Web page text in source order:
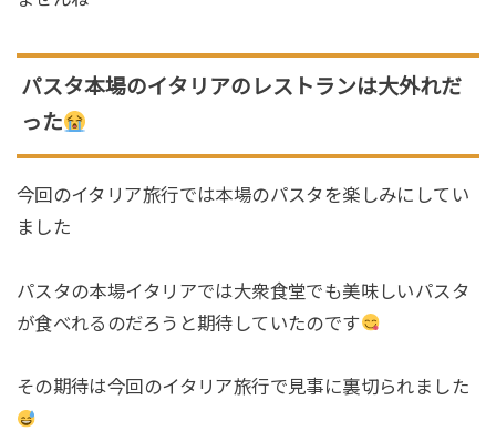
パスタ本場のイタリアのレストランは大外れだ
った
今回のイタリア旅行では本場のパスタを楽しみにしてい
ました
パスタの本場イタリアでは大衆食堂でも美味しいパスタ
が食べれるのだろうと期待していたのです
その期待は今回のイタリア旅行で見事に裏切られました